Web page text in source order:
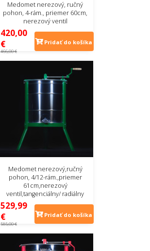
Medomet nerezový, ručný
pohon, 4-rám., priemer 60cm,
nerezový ventil
420,00
€
466,00 €
Pridať do košíka
Medomet nerezový,ručný
pohon, 4/12-rám.,priemer
61cm,nerezový
ventil,tangenciálny/ radiálny
529,99
€
585,00 €
Pridať do košíka